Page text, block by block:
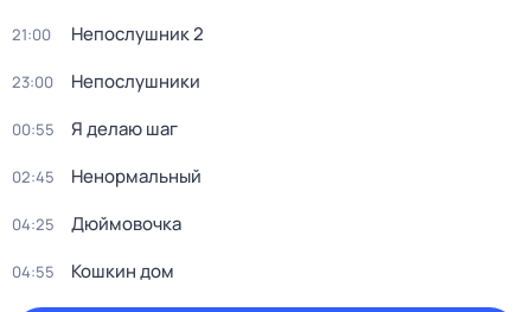
21:00 Непослушник 2
23:00 Непослушники
00:55 Я делаю шаг
02:45 Ненормальный
04:25 Дюймовочка
04:55 Кошкин дом